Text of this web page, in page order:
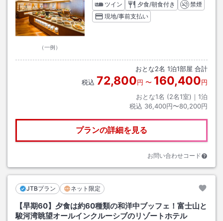
（一例）
ツイン
夕食/朝食付き
禁煙
現地/事前支払い
おとな2名 1泊1部屋 合計
税込 72,800円 〜 160,400円
おとな1名 (2名1室)｜ 1泊
税込 36,400円〜80,200円
プランの詳細を見る
お問い合わせコード
JTBプラン ネット限定
【早期60】夕食は約60種類の和洋中ブッフェ！富士山と
駿河湾眺望オールインクルーシブのリゾートホテル